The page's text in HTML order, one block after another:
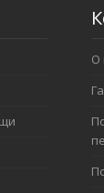
О